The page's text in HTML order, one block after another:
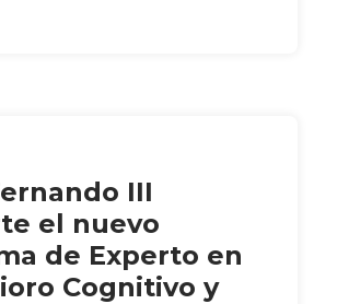
III
el nuevo
de Experto en
Cognitivo y